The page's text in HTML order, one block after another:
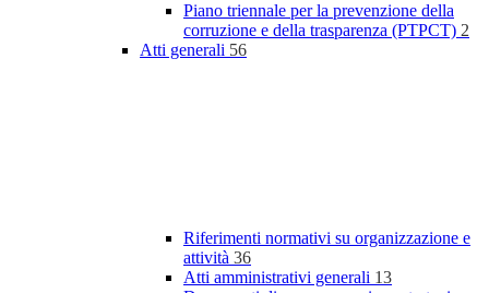
Piano triennale per la prevenzione della
corruzione e della trasparenza (PTPCT) 2
Atti generali 56
Riferimenti normativi su organizzazione e
attività 36
Atti amministrativi generali 13